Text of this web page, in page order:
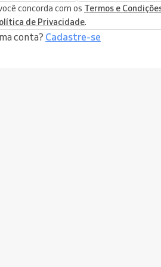
concorda com os Termos e
de Privacidade.
conta? Cadastre-se